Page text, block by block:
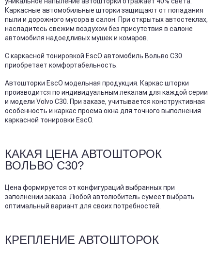
Каркасные автомобильные шторки защищают от попадания
пыли и дорожного мусора в салон. При открытых автостеклах,
насладитесь свежим воздухом без присутствия в салоне
автомобиля надоедливых мушек и комаров.
С каркасной тонировкой EscO автомобиль Вольво С30
приобретает комфортабельность.
Автошторки EscO модельная продукция. Каркас шторки
производится по индивидуальным лекалам для каждой серии
и модели Volvo С30. При заказе, учитывается конструктивная
особенность и каркас проема окна для точного выполнения
каркасной тонировки EscO.
КАКАЯ ЦЕНА АВТОШТОРОК
ВОЛЬВО С30?
Цена формируется от конфигураций выбранных при
заполнении заказа. Любой автолюбитель сумеет выбрать
оптимальный вариант для своих потребностей.
КРЕПЛЕНИЕ АВТОШТОРОК